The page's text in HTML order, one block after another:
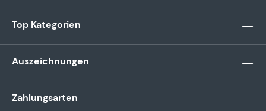
Top Kategorien
Auszeichnungen
Zahlungsarten